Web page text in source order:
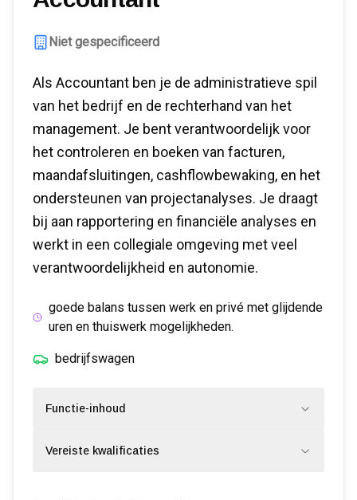
Niet gespecificeerd
Als Accountant ben je de administratieve spil
van het bedrijf en de rechterhand van het
management. Je bent verantwoordelijk voor
het controleren en boeken van facturen,
maandafsluitingen, cashflowbewaking, en het
ondersteunen van projectanalyses. Je draagt
bij aan rapportering en financiële analyses en
werkt in een collegiale omgeving met veel
verantwoordelijkheid en autonomie.
goede balans tussen werk en privé met glijdende
uren en thuiswerk mogelijkheden.
bedrijfswagen
Functie-inhoud
Vereiste kwalificaties